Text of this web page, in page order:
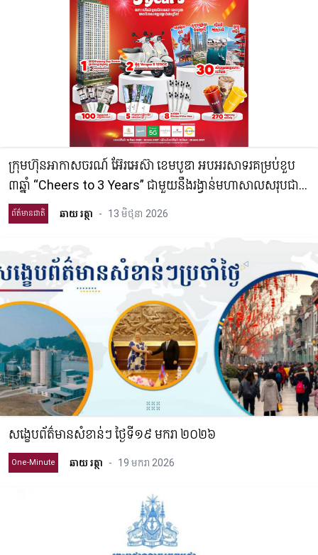
ក្រុមហ៊ុនអាកាសចរណ៍ អ៊ែរអេស៊ា ខេមបូឌា អបអរសាទរគម្រប់ខួប
៣ឆ្នាំ “Cheers to 3 Years” ជាមួយនឹងរង្វាន់មហាសាលសរុបជាង
១៦០,០០០ ដុល្លារ និង ការផ្តល់ជូន សំបុត្រយន្តហោះឥតគិតថ្លៃ ចំនួន
៣,៣៣៣ សំបុត្រ
ព័ត៌មានជាតិ ឆាយ រត្ថា - 13 មិថុនា 2026
សង្ខេបព័ត៌មានសំខាន់ៗ ថ្ងៃទី១៩ មករា ២០២៦
One-Minute ឆាយ រត្ថា - 19 មករា 2026